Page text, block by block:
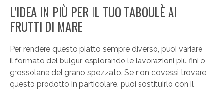
L’IDEA IN PIÙ PER IL TUO TABOULÈ AI
FRUTTI DI MARE
Per rendere questo piatto sempre diverso, puoi variare
il formato del bulgur, esplorando le lavorazioni più fini o
grossolane del grano spezzato. Se non dovessi trovare
questo prodotto in particolare, puoi sostituirlo con il